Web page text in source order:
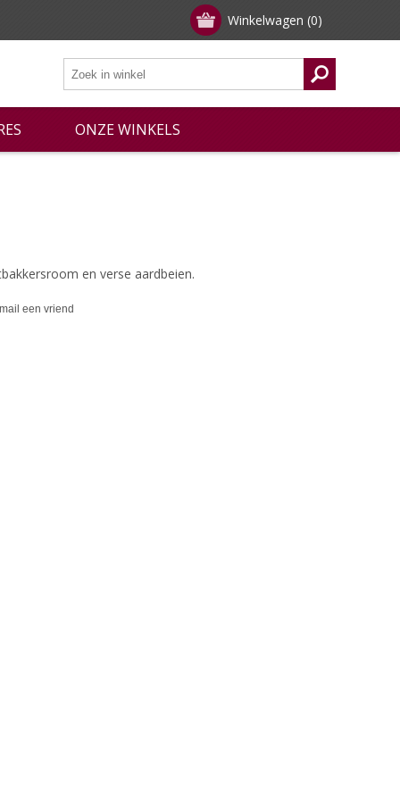
Winkelwagen (0)
ONZE WINKELS
en verse aardbeien.